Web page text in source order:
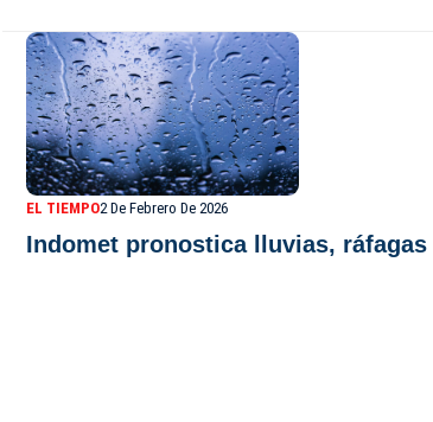
EL TIEMPO2 De Febrero De 2026
Indomet pronostica lluvias,